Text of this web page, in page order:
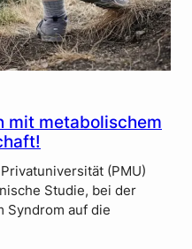
mit metabolischem
(PMU)
Studie, bei der
Syndrom auf die